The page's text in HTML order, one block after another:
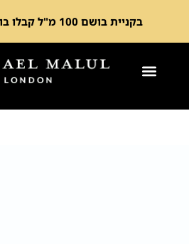
בקניית בושם 100 מ"ל קבלו בושם מיני במתנה